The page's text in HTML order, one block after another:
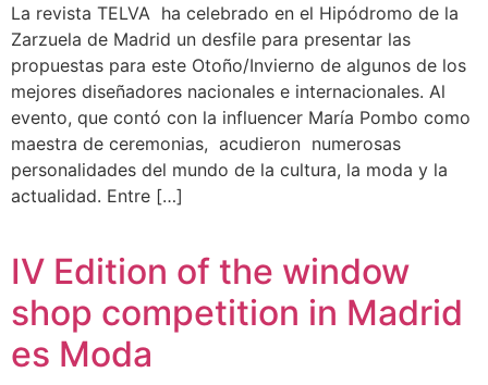
La revista TELVA ha celebrado en el Hipódromo de la
Zarzuela de Madrid un desfile para presentar las
propuestas para este Otoño/Invierno de algunos de los
mejores diseñadores nacionales e internacionales. Al
evento, que contó con la influencer María Pombo como
maestra de ceremonias, acudieron numerosas
personalidades del mundo de la cultura, la moda y la
actualidad. Entre […]
IV Edition of the window
shop competition in Madrid
es Moda